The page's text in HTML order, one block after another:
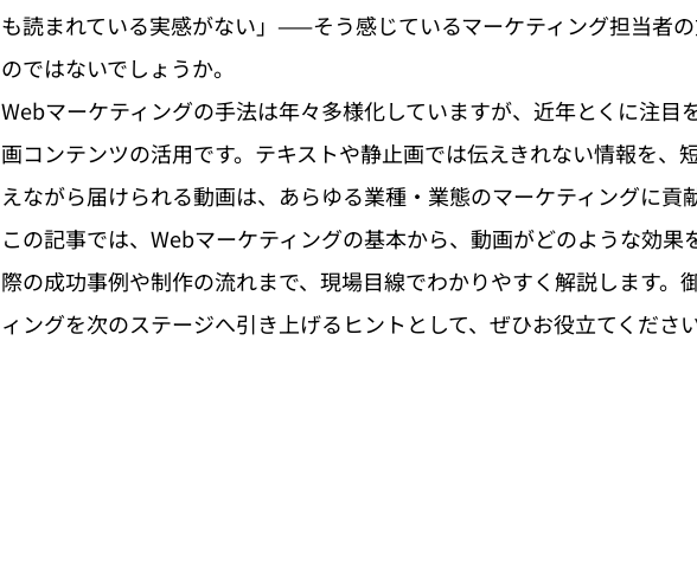
も読まれている実感がない」——そう感じているマーケティング担当者
のではないでしょうか。
Webマーケティングの手法は年々多様化していますが、近年とくに注目
画コンテンツの活用です。テキストや静止画では伝えきれない情報を、
えながら届けられる動画は、あらゆる業種・業態のマーケティングに貢
この記事では、Webマーケティングの基本から、動画がどのような効果
際の成功事例や制作の流れまで、現場目線でわかりやすく解説します。
ィングを次のステージへ引き上げるヒントとして、ぜひお役立てください